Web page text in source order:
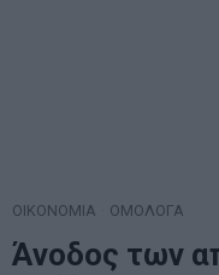
ΟΙΚΟΝΟΜΙΑ ΟΜΟΛΟΓΑ
Άνοδος των